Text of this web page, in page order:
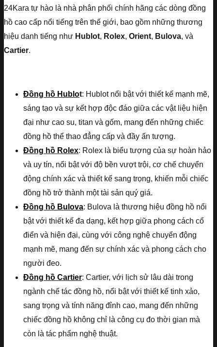
24Kara tự hào là nhà phân phối chính hãng các dòng đồng
hồ cao cấp nổi tiếng trên thế giới, bao gồm những thương
hiệu danh tiếng như Hublot, Rolex, Orient, Bulova, và
Cartier.
Đồng hồ Hublot: Hublot nổi bật với thiết kế mạnh mẽ,
sáng tạo và sự kết hợp độc đáo giữa các vật liệu hiện
đại như cao su, titan và gốm, mang đến những chiếc
đồng hồ thể thao đẳng cấp và đầy ấn tượng.
Đồng hồ Rolex: Rolex là biểu tượng của sự hoàn hảo
và uy tín, nổi bật với độ bền vượt trội, cơ chế chuyển
động chính xác và thiết kế sang trọng, khiến mỗi chiếc
đồng hồ trở thành một tài sản quý giá.
Đồng hồ Bulova: Bulova là thương hiệu đồng hồ nổi
bật với thiết kế đa dạng, kết hợp giữa phong cách cổ
điển và hiện đại, cùng với công nghệ chuyển động
mạnh mẽ, mang đến sự chính xác và phong cách cho
người đeo.
Đồng hồ Cartier: Cartier, với lịch sử lâu dài trong
ngành chế tác đồng hồ, nổi bật với thiết kế tinh xảo,
sang trọng và tính năng đỉnh cao, mang đến những
chiếc đồng hồ không chỉ là công cụ đo thời gian mà
còn là tác phẩm nghệ thuật.